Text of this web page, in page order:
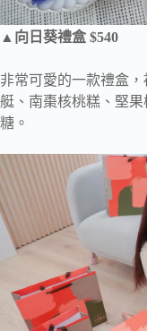
▲向日葵禮盒 $540
非常可愛的一款禮盒
艇、南棗核桃糕、堅
糖。